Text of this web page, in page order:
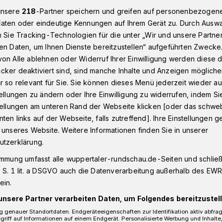
Sessionsauftakt am Donnerstag vor dem Rathaus
vor
die Karnevalssession 2021/22 am
um 17:11 Uhr auf dem
Rathaus eröffnet. Sie steht unter dem
Karneval verschwindet nie!“
218-Partner speichern und greifen auf
oder eindeutige Kennungen auf Ihrem Gerät zu. Durch
Sie Tracking-Technologien für die unter „Wir und unsere
Daten, um Ihnen Dienste bereitzustellen“ aufgeführten
Alle ablehnen oder Widerruf Ihrer Einwilligung werden diese
deaktiviert sind, sind manche Inhalte und Anzeigen
so relevant für Sie. Sie können dieses Menü jederzeit wieder
zu ändern oder Ihre Einwilligung zu widerrufen, indem
am unteren Rand der Webseite klicken [oder das
links auf der Webseite, falls zutreffend]. Ihre Einstellungen
Website. Weitere Informationen finden Sie in unserer
umfasst alle wuppertaler-rundschau.de-Seiten und
1 lit. a DSGVO auch die Datenverarbeitung außerhalb des
Partner verarbeiten Daten, um Folgendes
genauer Standortdaten. Endgeräteeigenschaften zur Identifikation aktiv
auf Informationen auf einem Endgerät. Personalisierte Werbung und